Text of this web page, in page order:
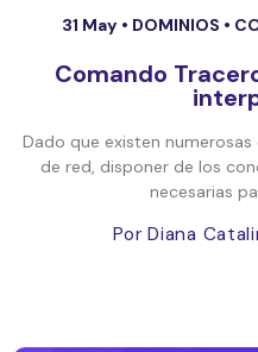
31 May • DOMINIOS •
Comando
Dado que existen
de red, disponer de los
necesarias
Por Diana